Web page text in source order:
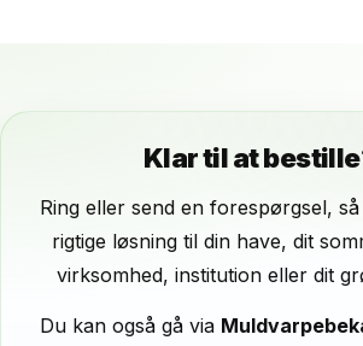
Klar til at
Ring eller send en forespørgsel,
rigtige løsning til din have, dit
virksomhed, institution eller dit
Du kan også gå via